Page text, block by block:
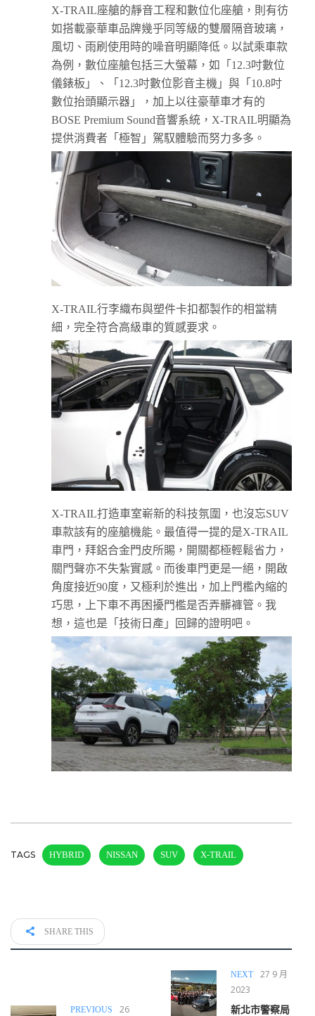
X-TRAIL座艙的靜音工程和數位化座艙，則有彷
如搭載豪華車品牌幾乎同等級的雙層隔音玻璃，
風切、雨刷使用時的噪音明顯降低。以試乘車款
為例，數位座艙包括三大螢幕，如「12.3吋數位
儀錶板」、「12.3吋數位影音主機」與「10.8吋
數位抬頭顯示器」，加上以往豪華車才有的
BOSE Premium Sound音響系統，X-TRAIL明顯為
提供消費者「極智」駕馭體驗而努力多多。
X-TRAIL行李織布與塑件卡扣都製作的相當精
細，完全符合高級車的質感要求。
X-TRAIL打造車室嶄新的科技氛圍，也沒忘SUV
車款該有的座艙機能。最值得一提的是X-TRAIL
車門，拜鋁合金門皮所賜，開關都極輕鬆省力，
關門聲亦不失紮實感。而後車門更是一絕，開啟
角度接近90度，又極利於進出，加上門檻內縮的
巧思，上下車不再困擾門檻是否弄髒褲管。我
想，這也是「技術日產」回歸的證明吧。
TAGS HYBRID NISSAN SUV X-TRAIL
SHARE THIS
PREVIOUS 26
NEXT
27 9 月
2023
新北市警察局